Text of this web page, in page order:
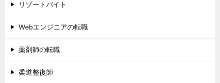
リゾートバイト
Webエンジニアの転職
薬剤師の転職
柔道整復師